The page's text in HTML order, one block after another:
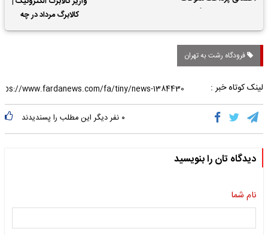
کالابرگ مرداد در چه
تاریخی واریز خواهد شد؟
فرودگاه رشت به تهران
لینک کوتاه خبر :
۰ نفر دیگر این مطلب را پسندیدند
دیدگاه تان را بنویسید
نام شما